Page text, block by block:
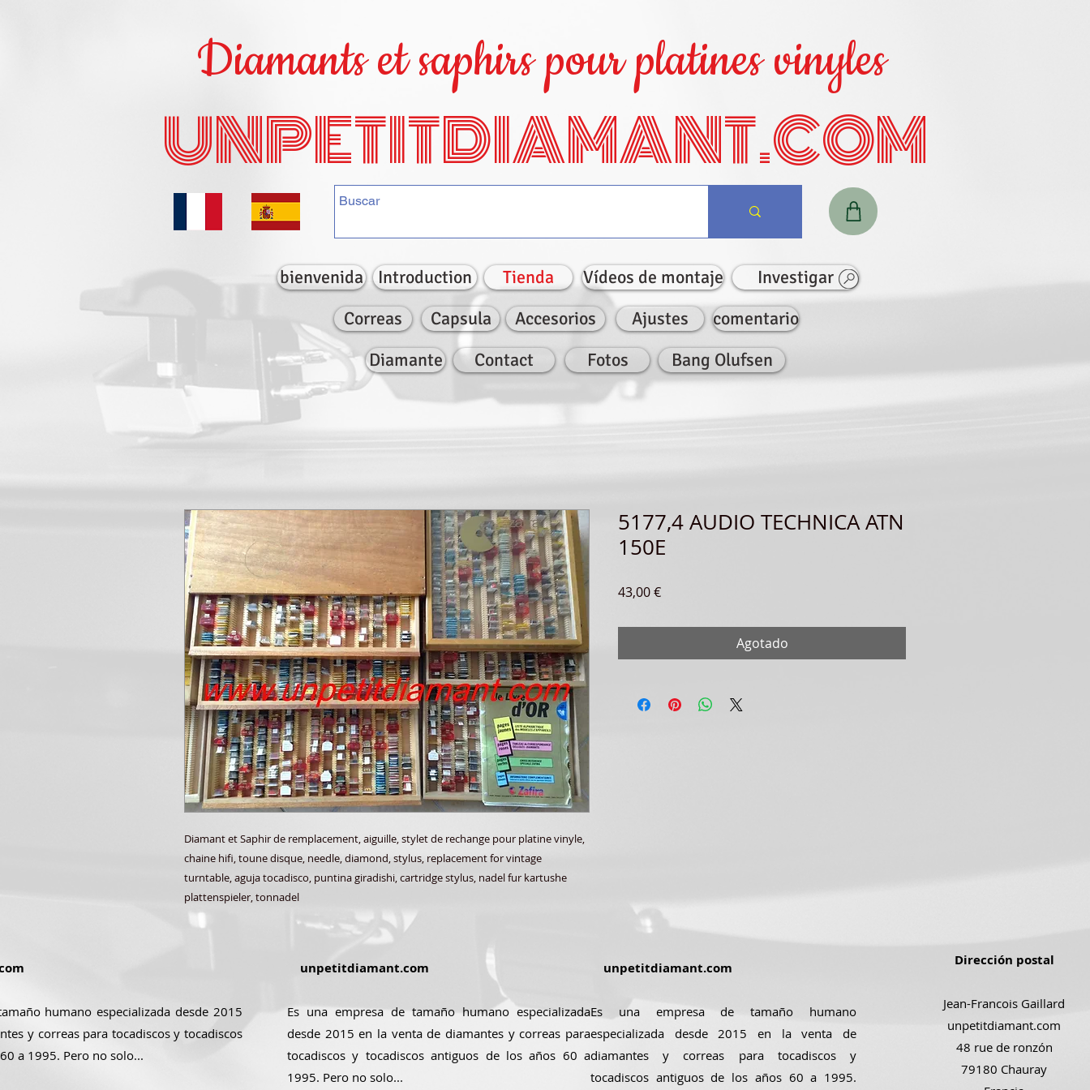
Diamants et saphirs pour platines vinyles
UNPETITDIAMANT.COM
bienvenida Introduction Tienda Vídeos de montaje
Investigar
Correas
Capsula Accesorios Ajustes
comentario
Diamante
Contact Fotos Bang Olufsen
Diamant et Saphir de remplacement,aiguille, stylet de rechange pour platine vinyle,
chaine hifi, toune disque, needle, diamond, stylus, replacement for vintage
turntable, aguja tocadisco, puntina giradishi, cartridge stylus, nadel fur kartushe
plattenspieler, tonnadel
5177,4 AUDIO TECHNICA ATN
150E
43,00 €Precio
Agotado
humano especializada desde 2015
y correas para tocadiscos y tocadiscos
a 1995. Pero no solo...
unpetitdiamant.com
Es una empresa de tamaño humano especializada
desde 2015 en la venta de diamantes y correas para
tocadiscos y tocadiscos antiguos de los años 60 a
1995. Pero no solo...
unpetitdiamant.com
Es una empresa de tamaño humano
especializada desde 2015 en la venta de
diamantes y correas para tocadiscos y
tocadiscos antiguos de los años 60 a 1995.
Dirección postal
Jean-Francois Gaillard
unpetitdiamant.com
48 rue de ronzón
79180 Chauray